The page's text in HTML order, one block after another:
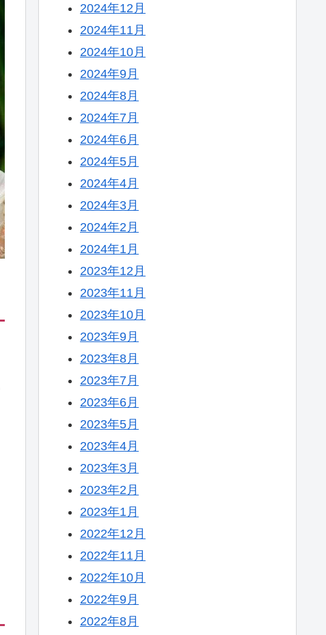
2024年12月
2024年11月
2024年10月
2024年9月
2024年8月
2024年7月
2024年6月
2024年5月
2024年4月
2024年3月
2024年2月
2024年1月
2023年12月
2023年11月
2023年10月
2023年9月
2023年8月
2023年7月
2023年6月
2023年5月
2023年4月
2023年3月
2023年2月
2023年1月
2022年12月
2022年11月
2022年10月
2022年9月
2022年8月